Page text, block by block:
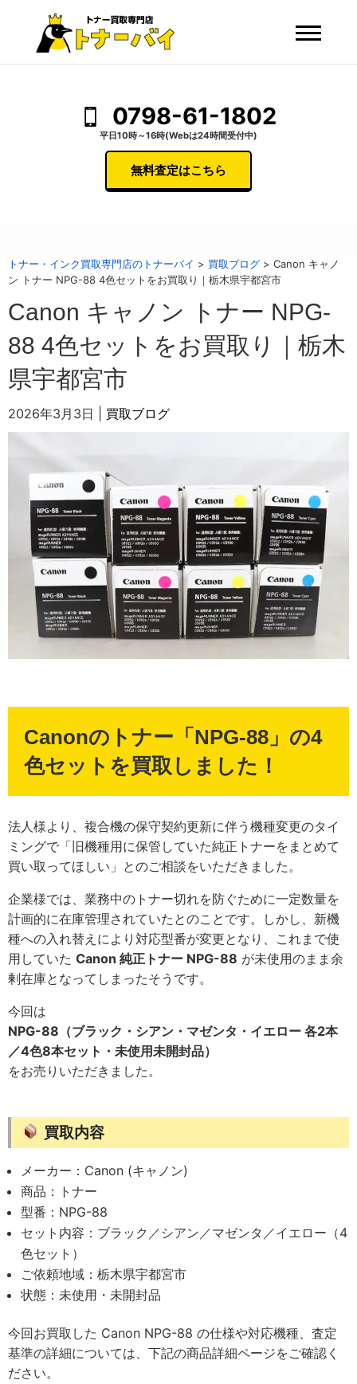
0798-61-1802
平日10時～16時(Webは24時間受付中)
無料査定はこちら
トナー・インク買取専門店のトナーバイ > 買取ブログ > Canon キャノ
ン トナー NPG-88 4色セットをお買取り｜栃木県宇都宮市
Canon キャノン トナー NPG-
88 4色セットをお買取り｜栃木
県宇都宮市
2026年3月3日 買取ブログ
Canonのトナー「NPG-88」の4
色セットを買取しました！
法人様より、複合機の保守契約更新に伴う機種変更のタイ
ミングで「旧機種用に保管していた純正トナーをまとめて
買い取ってほしい」とのご相談をいただきました。
企業様では、業務中のトナー切れを防ぐために一定数量を
計画的に在庫管理されていたとのことです。しかし、新機
種への入れ替えにより対応型番が変更となり、これまで使
用していた Canon 純正トナー NPG-88 が未使用のまま余
剰在庫となってしまったそうです。
今回は
NPG-88（ブラック・シアン・マゼンタ・イエロー 各2本
／4色8本セット・未使用未開封品）
をお売りいただきました。
買取内容
メーカー：Canon (キャノン)
商品：トナー
型番：NPG-88
セット内容：ブラック／シアン／マゼンタ／イエロー（4
色セット）
ご依頼地域：栃木県宇都宮市
状態：未使用・未開封品
今回お買取した Canon NPG-88 の仕様や対応機種、査定
基準の詳細については、下記の商品詳細ページをご確認く
ださい。